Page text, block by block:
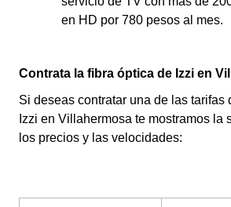
en HD por 780 pesos al mes.
Contrata la fibra óptica de Izzi en
Si deseas contratar una de las tarifas
Izzi en Villahermosa te mostramos la
los precios y las velocidades: